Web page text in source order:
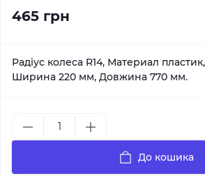
465 грн
Радіус колеса R14, Материал
Ширина 220 мм, Довжина 770 мм.
До кошика